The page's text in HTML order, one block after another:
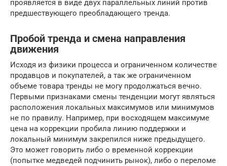
проявляется в виде двух параллельных линий против
предшествующего преобладающего тренда.
Пробой тренда и смена направления
движения
Исходя из физики процесса и ограниченном количестве
продавцов и покупателей, а так же ограниченном
объеме товара тренды не могу продолжаться вечно.
Первыми признаками смены тенденции могут являться
расположения локальных максимумов или минимумов
не по правилу. Например, при восходящем максимуме
цена на коррекции пробила линию поддержки и
локальный минимум закрепился ниже предыдущего.
Это может говорить либо о временной коррекции
(попытке медведей подчинить рынок), либо о переломе